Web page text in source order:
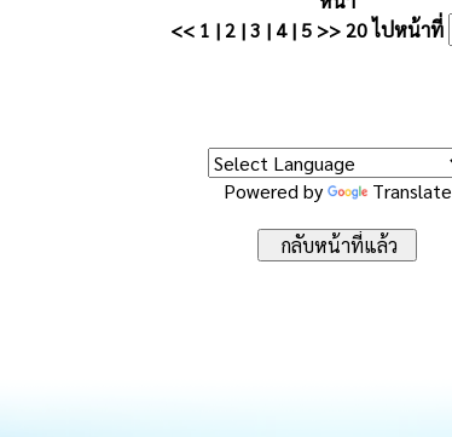
<< 1 |2|3 | 4| 5 >> 20ไปหน้าที่
Powered by Translate